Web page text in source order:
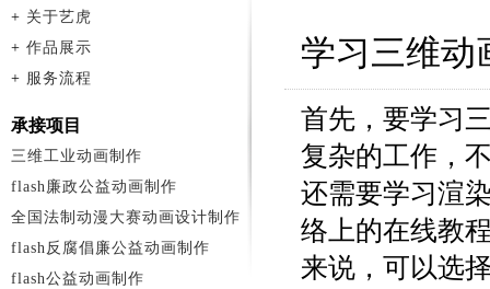
学习三维动
首先，要学习
复杂的工作，
还需要学习渲
络上的在线教
来说，可以选
+ 关于艺虎
+ 作品展示
+ 服务流程
承接项目
三维工业动画制作
flash廉政公益动画制作
全国法制动漫大赛动画设计制作
flash反腐倡廉公益动画制作
flash公益动画制作